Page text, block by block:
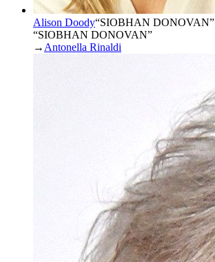
Alison Doody“SIOBHAN DONOVAN”
“SIOBHAN DONOVAN”
→ Antonella Rinaldi